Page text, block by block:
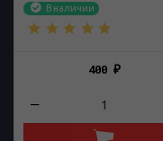
В наличии
400₽